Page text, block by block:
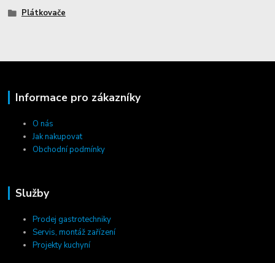
Plátkovače
Informace pro zákazníky
O nás
Jak nakupovat
Obchodní podmínky
Služby
Prodej gastrotechniky
Servis, montáž zařízení
Projekty kuchyní